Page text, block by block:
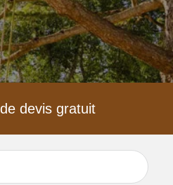
devis gratuit